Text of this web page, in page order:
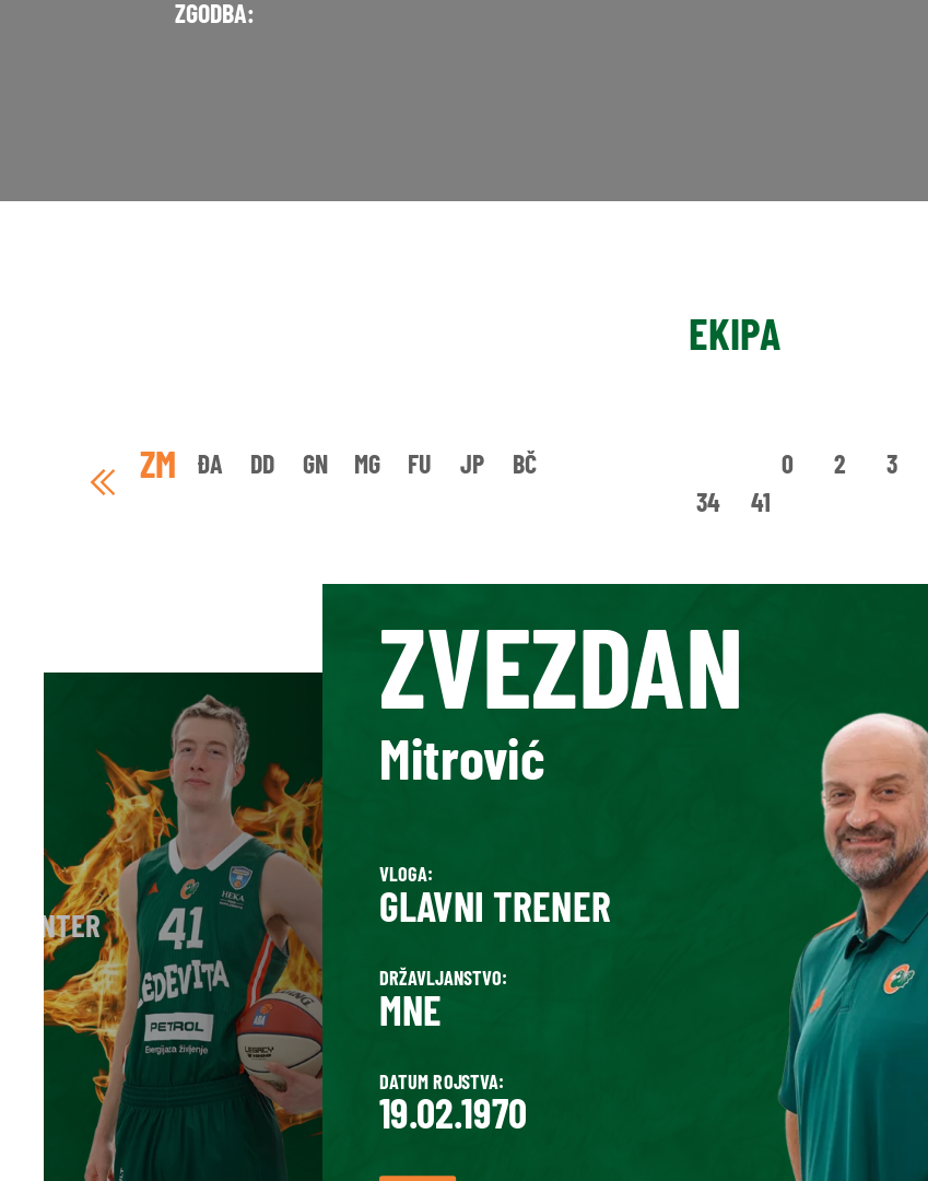
ZGODBA:
EKIPA
ZM ĐA DD GN MG FU JP BČ 0 2 3
34
41
ZVEZDAN
Mitrović
VLOGA:
GLAVNI TRENER
DRŽAVLJANSTVO:
MNE
DATUM ROJSTVA:
19.02.1970